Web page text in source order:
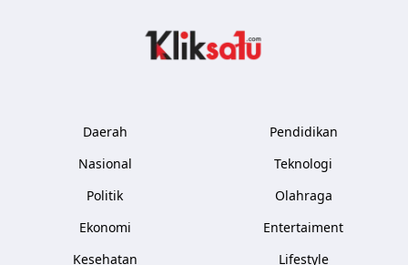
Daerah
Nasional
Politik
Ekonomi
Kesehatan
Pendidikan
Teknologi
Olahraga
Entertaiment
Lifestyle